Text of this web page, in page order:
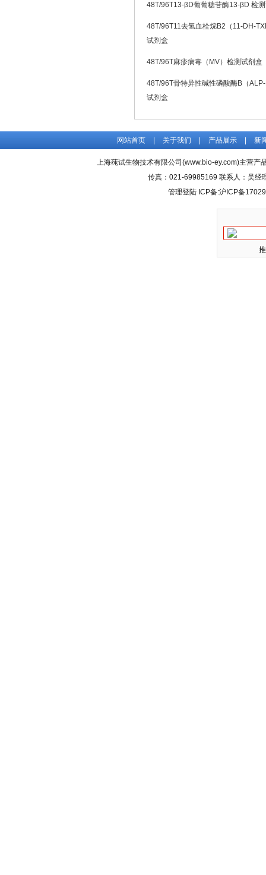
48T/96T13-βD葡葡糖苷酶13-βD 检
48T/96T11去氢血栓烷B2（11-DH-
试剂盒
48T/96T麻疹病毒（MV）检测试剂盒
48T/96T骨特异性碱性磷酸酶B（
试剂盒
网站首页 关于我们 产品展示 新
上海莼试生物技术有限公司(www.bio-ey.com)主营产
传真：021-69985169 联系人：吴经
管理登陆 ICP备:沪ICP备